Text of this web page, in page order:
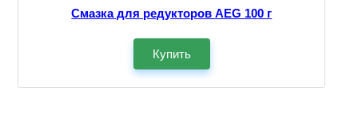
Смазка для редукторов AEG 100 г
Купить